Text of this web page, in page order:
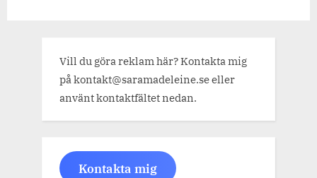
Vill du göra reklam här? Kontakta mig
på kontakt@saramadeleine.se eller
använt kontaktfältet nedan.
Kontakta mig